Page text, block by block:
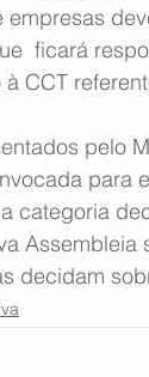
empresas
ficará
CCT
pelo
para
categoria
decidam